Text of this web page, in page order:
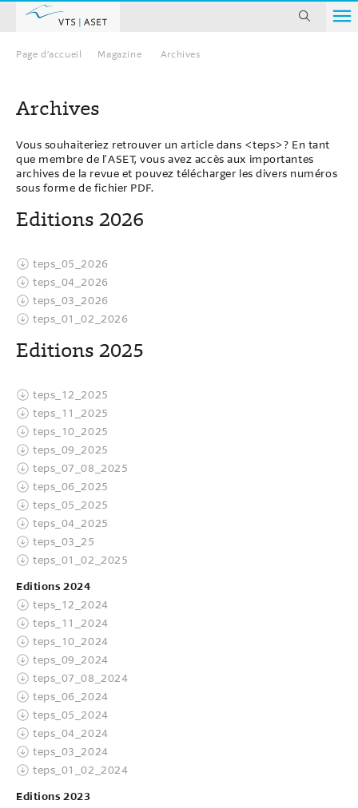
Page d’accueil
Page d’accueil Magazine Archives
Archives
Vous souhaiteriez retrouver un article dans <teps>? En tant
que membre de l’ASET, vous avez accès aux importantes
archives de la revue et pouvez télécharger les divers numéros
sous forme de fichier PDF.
Editions 2026
teps_05_2026
teps_04_2026
teps_03_2026
teps_01_02_2026
Editions 2025
teps_12_2025
teps_11_2025
teps_10_2025
teps_09_2025
teps_07_08_2025
teps_06_2025
teps_05_2025
teps_04_2025
teps_03_25
teps_01_02_2025
Editions 2024
teps_12_2024
teps_11_2024
teps_10_2024
teps_09_2024
teps_07_08_2024
teps_06_2024
teps_05_2024
teps_04_2024
teps_03_2024
teps_01_02_2024
Editions 2023